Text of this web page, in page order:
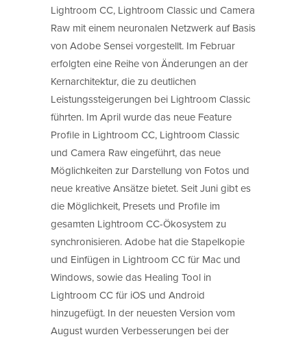
Lightroom CC, Lightroom Classic und Camera
Raw mit einem neuronalen Netzwerk auf Basis
von Adobe Sensei vorgestellt. Im Februar
erfolgten eine Reihe von Änderungen an der
Kernarchitektur, die zu deutlichen
Leistungssteigerungen bei Lightroom Classic
führten. Im April wurde das neue Feature
Profile in Lightroom CC, Lightroom Classic
und Camera Raw eingeführt, das neue
Möglichkeiten zur Darstellung von Fotos und
neue kreative Ansätze bietet. Seit Juni gibt es
die Möglichkeit, Presets und Profile im
gesamten Lightroom CC-Ökosystem zu
synchronisieren. Adobe hat die Stapelkopie
und Einfügen in Lightroom CC für Mac und
Windows, sowie das Healing Tool in
Lightroom CC für iOS und Android
hinzugefügt. In der neuesten Version vom
August wurden Verbesserungen bei der